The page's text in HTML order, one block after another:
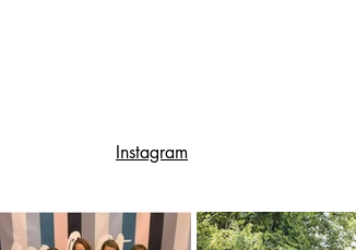
Instagram